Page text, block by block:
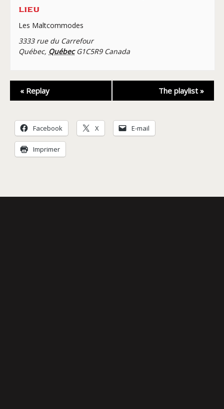
LIEU
Les Maltcommodes
3333 rue du Carrefour
Québec, Québec G1C5R9 Canada
Navigation
Évènement
« Replay The playlist »
Facebook X E-mail
Imprimer